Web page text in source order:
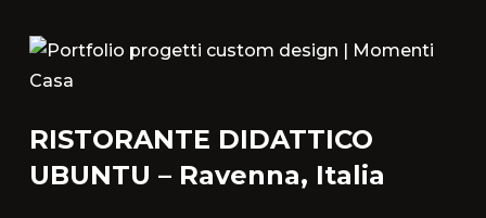
RISTORANTE DIDATTICO
UBUNTU – Ravenna, Italia